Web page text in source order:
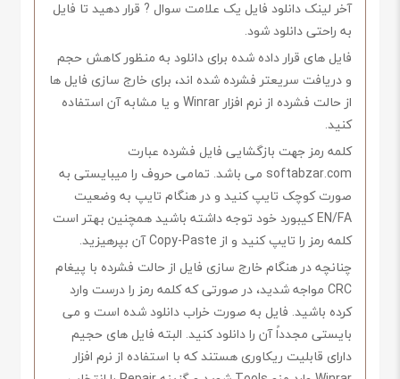
آخر لینک دانلود فایل یک علامت سوال ? قرار دهید تا فایل
به راحتی دانلود شود.
فایل های قرار داده شده برای دانلود به منظور کاهش حجم
و دریافت سریعتر فشرده شده اند، برای خارج سازی فایل ها
از حالت فشرده از نرم افزار Winrar و یا مشابه آن استفاده
کنید.
کلمه رمز جهت بازگشایی فایل فشرده عبارت
softabzar.com می باشد. تمامی حروف را میبایستی به
صورت کوچک تایپ کنید و در هنگام تایپ به وضعیت
EN/FA کیبورد خود توجه داشته باشید همچنین بهتر است
کلمه رمز را تایپ کنید و از Copy-Paste آن بپرهیزید.
چنانچه در هنگام خارج سازی فایل از حالت فشرده با پیغام
CRC مواجه شدید، در صورتی که کلمه رمز را درست وارد
کرده باشید. فایل به صورت خراب دانلود شده است و می
بایستی مجدداً آن را دانلود کنید. البته فایل های حجیم
دارای قابلیت ریکاوری هستند که با استفاده از نرم افزار